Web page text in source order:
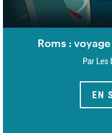
Roms :
Par Les
EN